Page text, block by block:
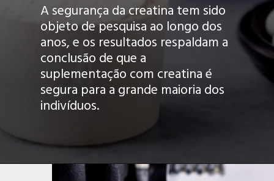
A segurança da creatina tem sido
objeto de pesquisa ao longo dos
anos, e os resultados respaldam a
conclusão de que a
suplementação com creatina é
segura para a grande maioria dos
indivíduos.